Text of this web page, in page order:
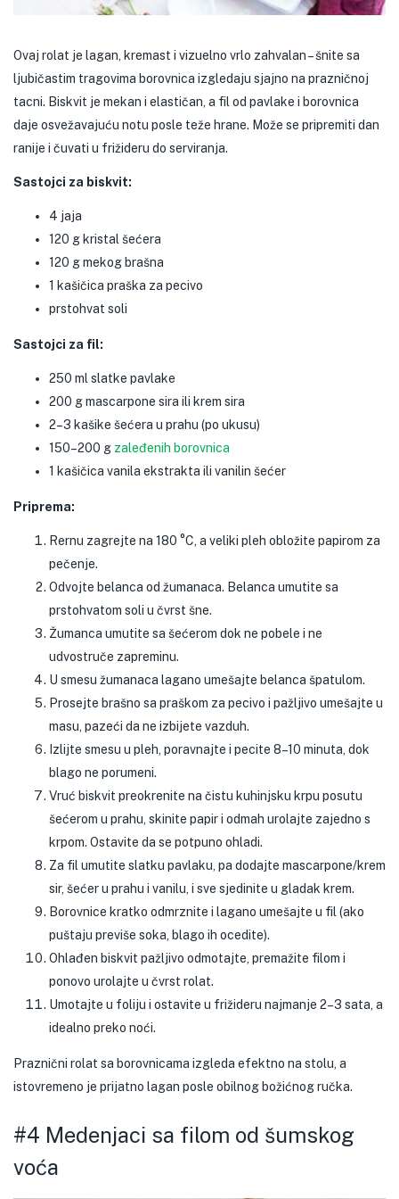
Ovaj rolat je lagan, kremast i vizuelno vrlo zahvalan – šnite sa
ljubičastim tragovima borovnica izgledaju sjajno na prazničnoj
tacni. Biskvit je mekan i elastičan, a fil od pavlake i borovnica
daje osvežavajuću notu posle teže hrane. Može se pripremiti dan
ranije i čuvati u frižideru do serviranja.
Sastojci za biskvit:
4 jaja
120 g kristal šećera
120 g mekog brašna
1 kašičica praška za pecivo
prstohvat soli
Sastojci za fil:
250 ml slatke pavlake
200 g mascarpone sira ili krem sira
2–3 kašike šećera u prahu (po ukusu)
150–200 g zaleđenih borovnica
1 kašičica vanila ekstrakta ili vanilin šećer
Priprema:
Rernu zagrejte na 180 °C, a veliki pleh obložite papirom za
pečenje.
Odvojte belanca od žumanaca. Belanca umutite sa
prstohvatom soli u čvrst šne.
Žumanca umutite sa šećerom dok ne pobele i ne
udvostruče zapreminu.
U smesu žumanaca lagano umešajte belanca špatulom.
Prosejte brašno sa praškom za pecivo i pažljivo umešajte u
masu, pazeći da ne izbijete vazduh.
Izlijte smesu u pleh, poravnajte i pecite 8–10 minuta, dok
blago ne porumeni.
Vruć biskvit preokrenite na čistu kuhinjsku krpu posutu
šećerom u prahu, skinite papir i odmah urolajte zajedno s
krpom. Ostavite da se potpuno ohladi.
Za fil umutite slatku pavlaku, pa dodajte mascarpone/krem
sir, šećer u prahu i vanilu, i sve sjedinite u gladak krem.
Borovnice kratko odmrznite i lagano umešajte u fil (ako
puštaju previše soka, blago ih ocedite).
Ohlađen biskvit pažljivo odmotajte, premažite filom i
ponovo urolajte u čvrst rolat.
Umotajte u foliju i ostavite u frižideru najmanje 2–3 sata, a
idealno preko noći.
Praznični rolat sa borovnicama izgleda efektno na stolu, a
istovremeno je prijatno lagan posle obilnog božićnog ručka.
#4 Medenjaci sa filom od šumskog
voća